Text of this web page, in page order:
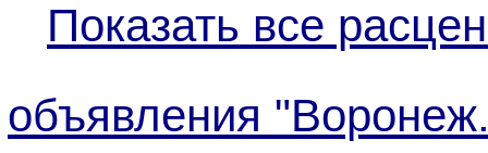
Показать все
объявления